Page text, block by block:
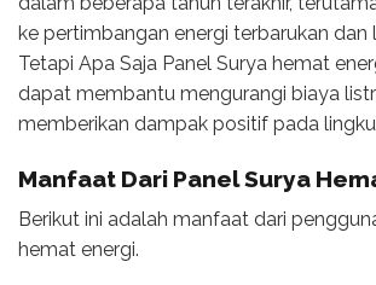
ke pertimbangan energi terbarukan dan
Tetapi Apa Saja Panel Surya hemat
dapat membantu mengurangi biaya
memberikan dampak positif pada
Manfaat Dari Panel Surya
Berikut ini adalah manfaat dari
hemat energi.